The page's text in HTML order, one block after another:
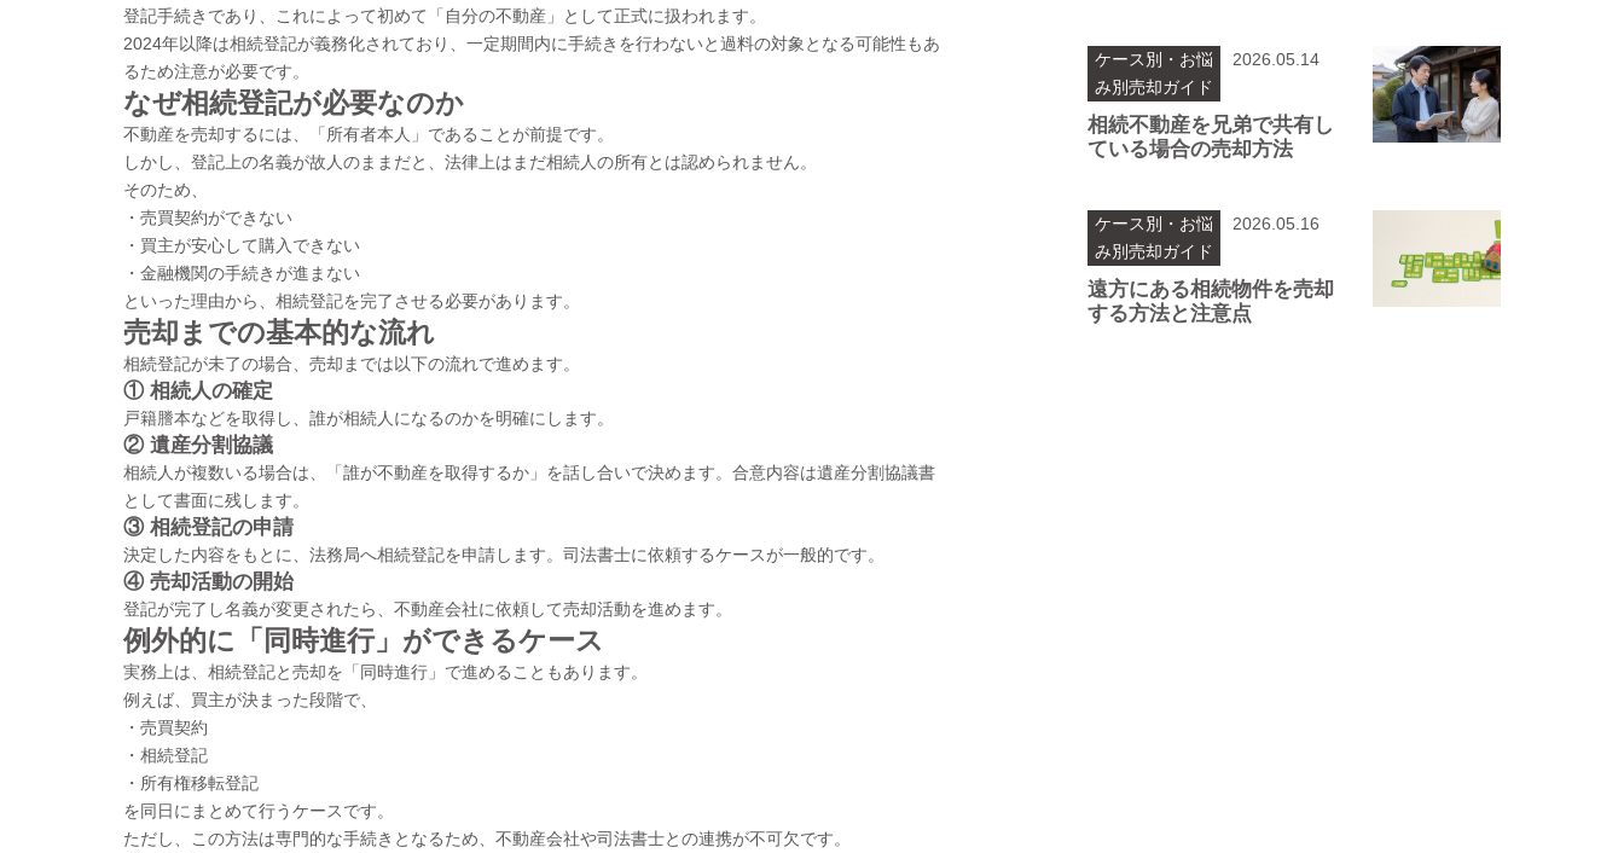
登記手続きであり、これによって初めて「自分の不動産」として正式に扱われます。
2024年以降は相続登記が義務化されており、一定期間内に手続きを行わないと過料の対象となる可能性もあ
るため注意が必要です。
なぜ相続登記が必要なのか
不動産を売却するには、「所有者本人」であることが前提です。
しかし、登記上の名義が故人のままだと、法律上はまだ相続人の所有とは認められません。
そのため、
・売買契約ができない
・買主が安心して購入できない
・金融機関の手続きが進まない
といった理由から、相続登記を完了させる必要があります。
売却までの基本的な流れ
相続登記が未了の場合、売却までは以下の流れで進めます。
① 相続人の確定
戸籍謄本などを取得し、誰が相続人になるのかを明確にします。
② 遺産分割協議
相続人が複数いる場合は、「誰が不動産を取得するか」を話し合いで決めます。合意内容は遺産分割協議書
として書面に残します。
③ 相続登記の申請
決定した内容をもとに、法務局へ相続登記を申請します。司法書士に依頼するケースが一般的です。
④ 売却活動の開始
登記が完了し名義が変更されたら、不動産会社に依頼して売却活動を進めます。
例外的に「同時進行」ができるケース
実務上は、相続登記と売却を「同時進行」で進めることもあります。
例えば、買主が決まった段階で、
・売買契約
・相続登記
・所有権移転登記
を同日にまとめて行うケースです。
ただし、この方法は専門的な手続きとなるため、不動産会社や司法書士との連携が不可欠です。
ケース別・お悩
み別売却ガイド
2026.05.14
相続不動産を兄弟で共有し
ている場合の売却方法
ケース別・お悩
み別売却ガイド
2026.05.16
遠方にある相続物件を売却
する方法と注意点